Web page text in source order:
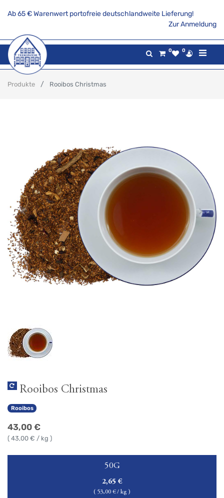
Ab 65 € Warenwert portofreie deutschlandweite Lieferung!
Zur Anmeldung
0 0
Produkte Rooibos Christmas
Rooibos Christmas
Rooibos
43,00 €
( 43,00 € / kg )
50G
2,65 €
( 53,00 € / kg )